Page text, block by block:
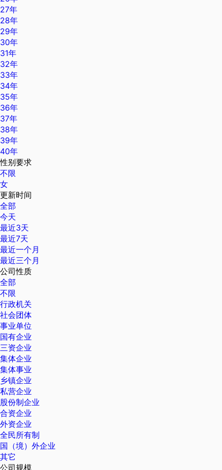
27年
28年
29年
30年
31年
32年
33年
34年
35年
36年
37年
38年
39年
40年
性别要求
不限
女
更新时间
全部
今天
最近3天
最近7天
最近一个月
最近三个月
公司性质
全部
不限
行政机关
社会团体
事业单位
国有企业
三资企业
集体企业
集体事业
乡镇企业
私营企业
股份制企业
合资企业
外资企业
全民所有制
国（境）外企业
其它
公司规模